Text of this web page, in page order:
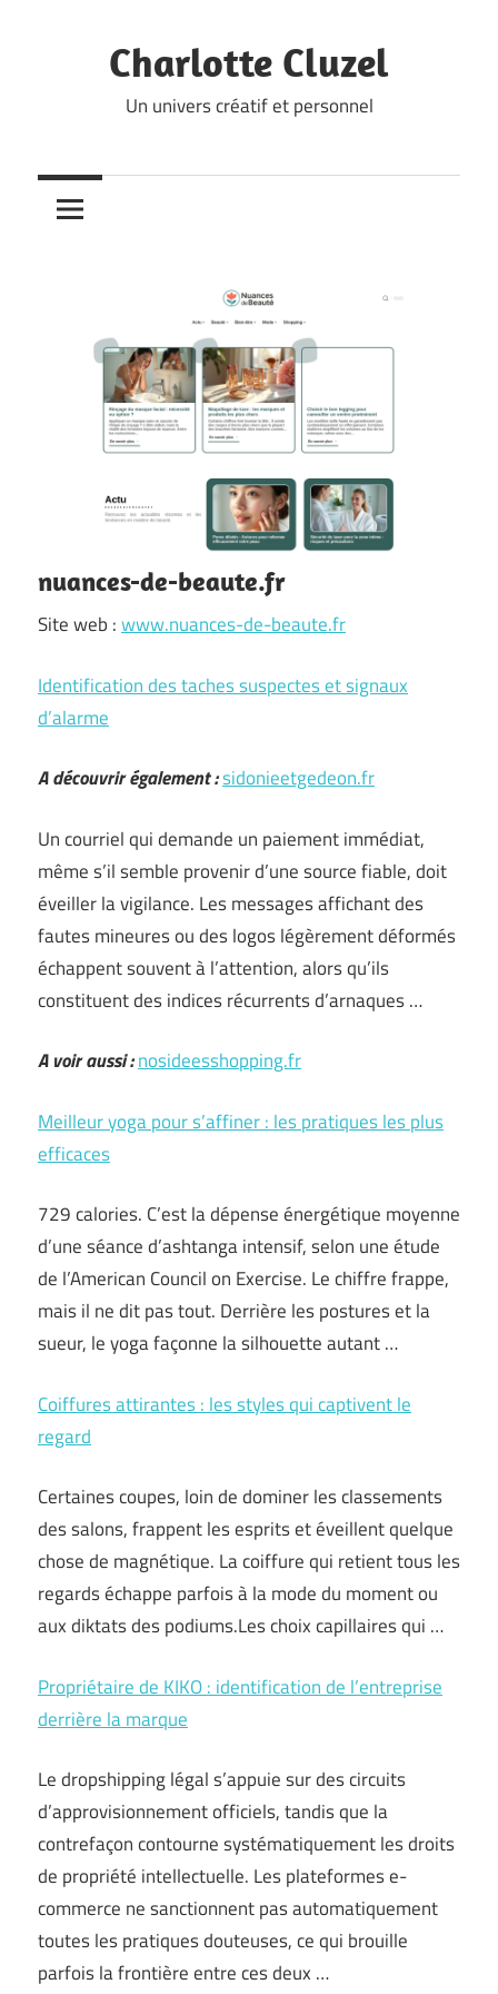
Charlotte Cluzel
Un univers créatif et personnel
nuances-de-beaute.fr
Site web :www.nuances-de-beaute.fr
Identification des taches suspectes et signaux
d’alarme
A découvrir également :sidonieetgedeon.fr
Un courriel qui demande un paiement immédiat,
même s’il semble provenir d’une source fiable, doit
éveiller la vigilance. Les messages affichant des
fautes mineures ou des logos légèrement déformés
échappent souvent à l’attention, alors qu’ils
constituent des indices récurrents d’arnaques …
A voir aussi :nosideesshopping.fr
Meilleur yoga pour s’affiner : les pratiques les plus
efficaces
729 calories. C’est la dépense énergétique moyenne
d’une séance d’ashtanga intensif, selon une étude
de l’American Council on Exercise. Le chiffre frappe,
mais il ne dit pas tout. Derrière les postures et la
sueur, le yoga façonne la silhouette autant …
Coiffures attirantes : les styles qui captivent le
regard
Certaines coupes, loin de dominer les classements
des salons, frappent les esprits et éveillent quelque
chose de magnétique. La coiffure qui retient tous les
regards échappe parfois à la mode du moment ou
aux diktats des podiums.Les choix capillaires qui …
Propriétaire de KIKO : identification de l’entreprise
derrière la marque
Le dropshipping légal s’appuie sur des circuits
d’approvisionnement officiels, tandis que la
contrefaçon contourne systématiquement les droits
de propriété intellectuelle. Les plateformes e-
commerce ne sanctionnent pas automatiquement
toutes les pratiques douteuses, ce qui brouille
parfois la frontière entre ces deux …